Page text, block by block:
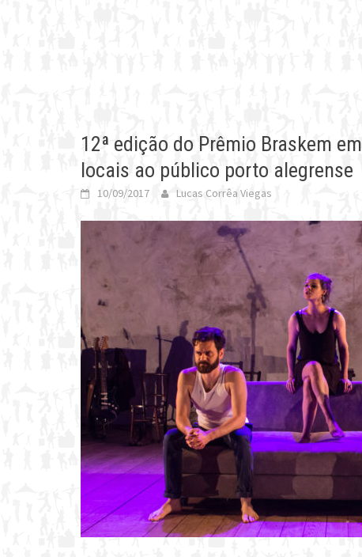
12ª edição do Prêmio Braskem
locais ao público porto alegrense
10/09/2017 Lucas Corrêa Viegas